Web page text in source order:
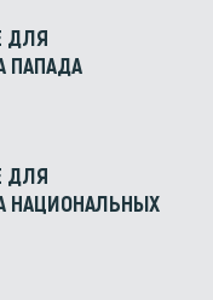
ДЛЯ
ПАПАДА
ДЛЯ
НАЦИОНАЛЬНЫХ